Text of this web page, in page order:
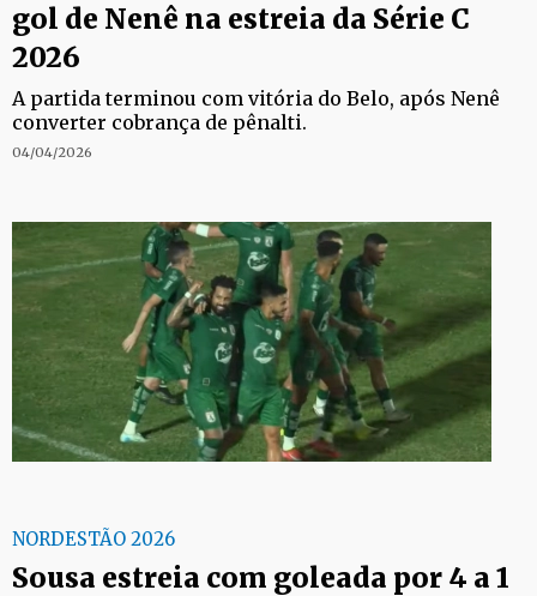
gol de Nenê na estreia da Série C
2026
A partida terminou com vitória do Belo, após Nenê
converter cobrança de pênalti.
04/04/2026
NORDESTÃO 2026
Sousa estreia com goleada por 4 a 1